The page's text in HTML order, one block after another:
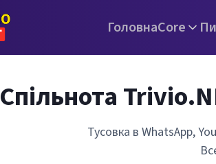
ГоловнаCore
Спільнота
Тусовка в WhatsApp,